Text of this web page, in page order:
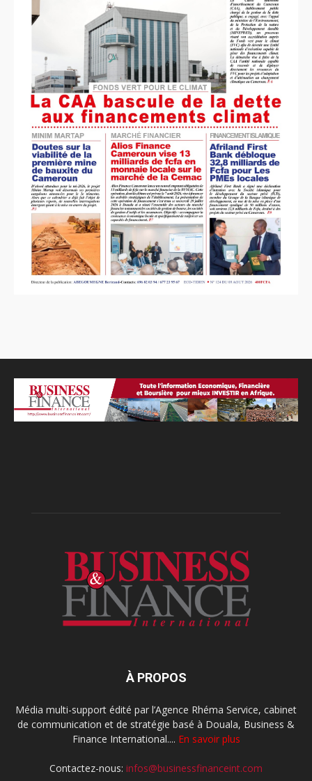
À PROPOS
Média multi-support édité par l’Agence Rhéma Service, cabinet
de communication et de stratégie basé à Douala, Business &
Finance International.... En savoir plus
Contactez-nous: infos@businessfinanceint.com